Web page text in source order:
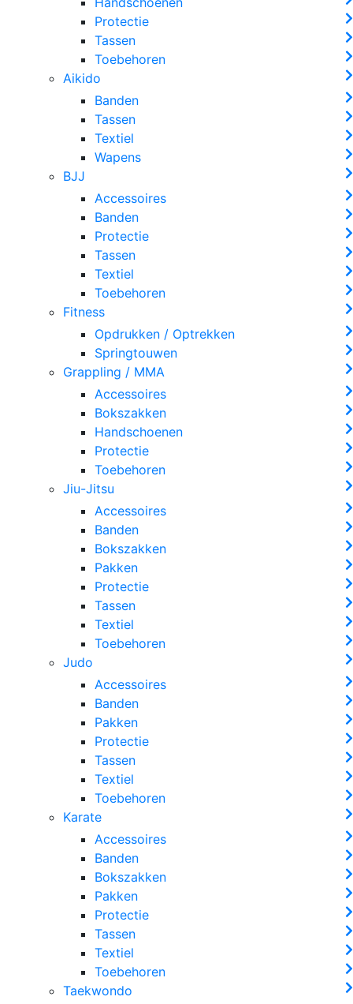
Protectie
Tassen
Toebehoren
Aikido
Banden
Tassen
Textiel
Wapens
BJJ
Accessoires
Banden
Protectie
Tassen
Textiel
Toebehoren
Fitness
Opdrukken / Optrekken
Springtouwen
Grappling / MMA
Accessoires
Bokszakken
Handschoenen
Protectie
Toebehoren
Jiu-Jitsu
Accessoires
Banden
Bokszakken
Pakken
Protectie
Tassen
Textiel
Toebehoren
Judo
Accessoires
Banden
Pakken
Protectie
Tassen
Textiel
Toebehoren
Karate
Accessoires
Banden
Bokszakken
Pakken
Protectie
Tassen
Textiel
Toebehoren
Taekwondo